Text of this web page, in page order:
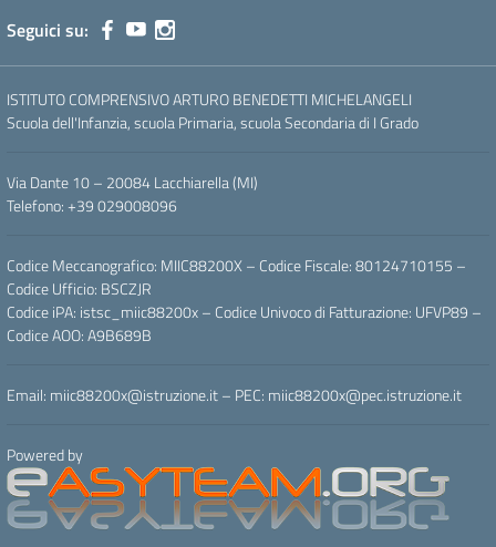
Seguici su:
ISTITUTO COMPRENSIVO ARTURO BENEDETTI MICHELANGELI
Scuola dell'Infanzia, scuola Primaria, scuola Secondaria di I Grado
Via Dante 10 – 20084 Lacchiarella (MI)
Telefono: +39 029008096
Codice Meccanografico: MIIC88200X – Codice Fiscale: 80124710155 –
Codice Ufficio: BSCZJR
Codice iPA: istsc_miic88200x – Codice Univoco di Fatturazione: UFVP89 –
Codice AOO: A9B689B
Email: miic88200x@istruzione.it – PEC: miic88200x@pec.istruzione.it
Powered by